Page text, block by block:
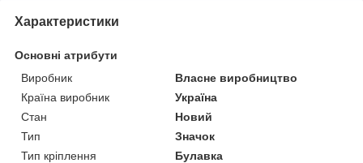
Характеристики
Основні атрибути
Виробник
Власне виробництво
Країна виробник
Україна
Стан
Новий
Тип
Значок
Тип кріплення
Булавка